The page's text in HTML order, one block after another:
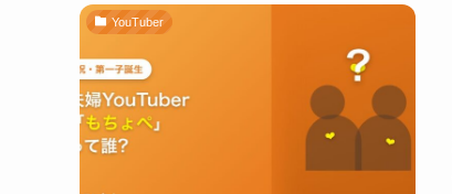
YouTuber